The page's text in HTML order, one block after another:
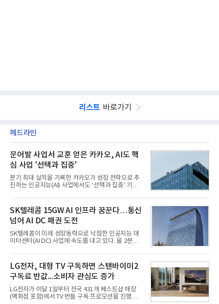
리스트 바로가기
헤드라인
문어발 사업서 교훈 얻은 카카오, AI도 핵
심 사업 '선택과 집중'
분기 최대 실적을 기록한 카카오가 성장 전략으로 추
진하는 인공지능(AI) 사업에서도 ‘선택과 집중’ 기조
라 투자에 나서는 것과 달리, 카카오는 ‘카카오톡’이
라는 플랫폼 경쟁력을 활용한 AI 에이전트 서비스에
집중하는 전략이다. 과거 무리한 사업 확장 과정에서
겪었던 시행착오를 되풀이하지 않고 핵심 역량에 집
중하겠다는 취지로 풀이된다.7일 업계에 따르면 카카
오는 올해 2분기 연결 기준 매출 2조985억원, 영업이
익 2770억원을 기록했다. 전년 동기 대비 매출과 영업
은 4884억
SK텔레콤 15GW AI 인프라 꿈꾼다…통신
넘어 AI DC 패권 도전
SK텔레콤이 미래 성장동력으로 낙점한 인공지능 데
이터센터(AI DC) 사업에 속도를 내고 있다. 올 2분기
는 2035년까지 총 15GW(기가와트) 규모의 AI DC를
구축하겠다는 대형 청사진을 제시하면서다. 이에 따
라 경쟁 구도 역시 이동통신사인 KT, LG유플러스를
넘어 네이버, 삼성SDS 등 IT 인프라 기업으로 확장되
고 있다.7일 SK텔레콤에 따르면 회사는 올해 2분기
연결 기준 매출 4조 3591억원, 영업이익 5660억원을
기록했다. 매출은 전년 동기 대비 0.5%, 영업이익은
LG전자, 대형 TV 구독하면 스탠바이미2
구독료 반값...소비자 관심도 증가
LG전자가 이달 1일부터 전국 431개 베스트샵 매장
(백화점 포함)에서 TV 번들 구독 프로모션을 진행하고